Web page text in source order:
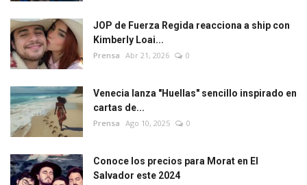
JOP de Fuerza Regida reacciona a ship con
Kimberly Loai...
Prensa Abr 21, 2026 0
Venecia lanza "Huellas" sencillo inspirado en
cartas de...
Prensa Ago 10, 2025 0
Conoce los precios para Morat en El
Salvador este 2024